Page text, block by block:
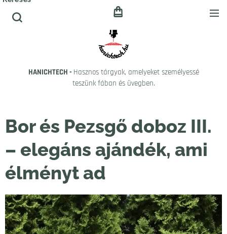
HANICHTECH - Hasznos tárgyak, amelyeket személyessé
teszünk fában és üvegben.
Bor és Pezsgő doboz III.
– elegáns ajándék, ami
élményt ad